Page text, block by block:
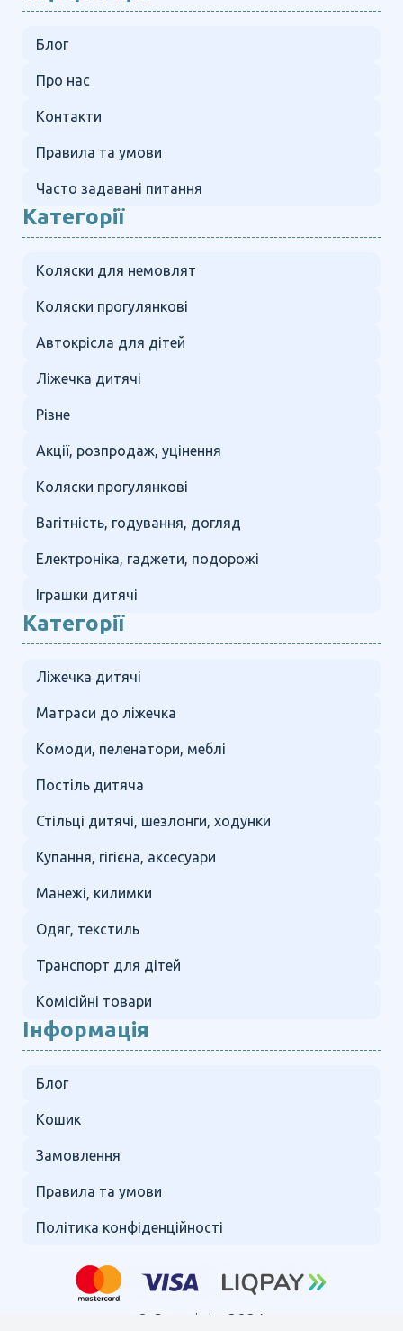
Блог
Про нас
Контакти
Правила та умови
Часто задавані питання
Категорії
Коляски для немовлят
Коляски прогулянкові
Автокрісла для дітей
Ліжечка дитячі
Різне
Акції, розпродаж, уцінення
Коляски прогулянкові
Вагітність, годування, догляд
Електроніка, гаджети, подорожі
Іграшки дитячі
Категорії
Ліжечка дитячі
Матраси до ліжечка
Комоди, пеленатори, меблі
Постіль дитяча
Стільці дитячі, шезлонги, ходунки
Купання, гігієна, аксесуари
Манежі, килимки
Одяг, текстиль
Транспорт для дітей
Комісійні товари
Інформація
Блог
Кошик
Замовлення
Правила та умови
Політика конфіденційності
© Copyright 2024.